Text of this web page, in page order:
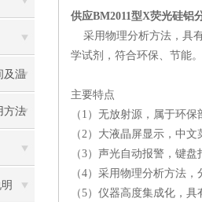
及温
方法
供应BM2011型X荧光硅铝
采用物理分析方法，具
学试剂，符合环保、节能
主要特点
（1）无放射源，属于环保
（2）大液晶屏显示，中文
（3）声光自动报警，键
（4）采用物理分析方法
（5）仪器高度集成化，